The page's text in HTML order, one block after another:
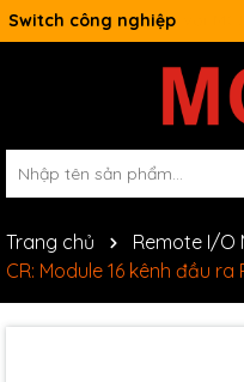
Switch công nghiệp
Trang chủ Remote I/O
CR: Module 16 kênh đầu ra